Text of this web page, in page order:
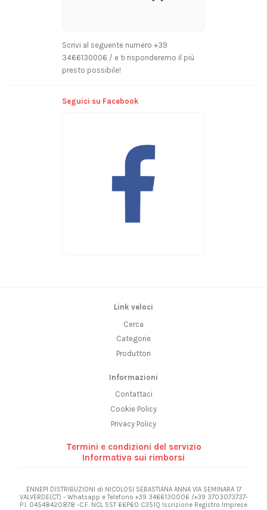
Scrivi al seguente numero +39
3466130006 / e ti risponderemo il più
presto possibile!
Seguici su Facebook
Link veloci
Cerca
Categorie
Produttori
Informazioni
Contattaci
Cookie Policy
Privacy Policy
Termini e condizioni del servizio
Informativa sui rimborsi
ENNEPI DISTRIBUZIONI di NICOLOSI SEBASTIANA ANNA VIA SEMINARA 17
VALVERDE(CT) - Whatsapp e Telefono +39 3466130006 /+39 3703073737-
P.I. 04548420878 -C.F. NCL SST 66P60 C351Q Iscrizione Registro Imprese